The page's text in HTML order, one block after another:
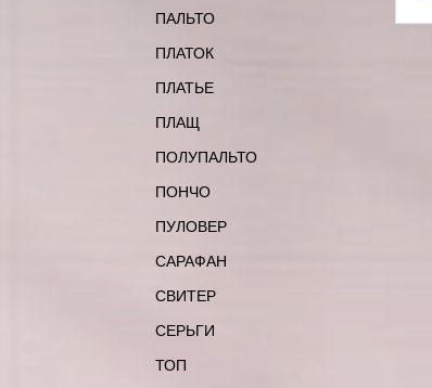
ПАЛЬТО
ПЛАТОК
ПЛАТЬЕ
ПЛАЩ
ПОЛУПАЛЬТО
ПОНЧО
ПУЛОВЕР
САРАФАН
СВИТЕР
СЕРЬГИ
ТОП